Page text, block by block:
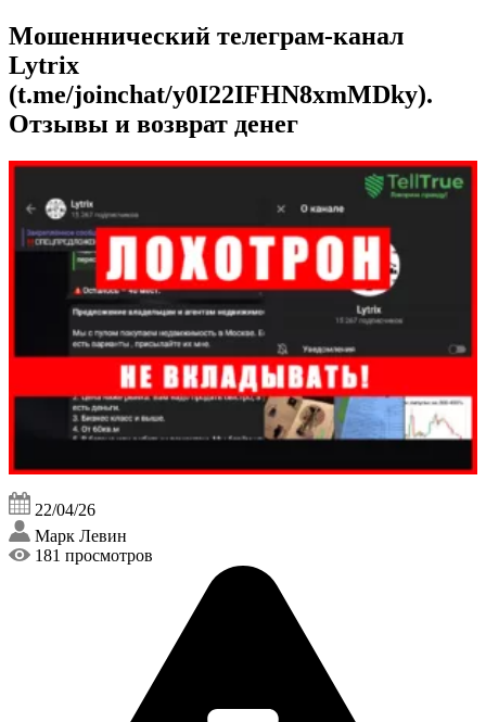
Мошеннический телеграм-канал
Lytrix
(t.me/joinchat/y0I22IFHN8xmMDky).
Отзывы и возврат денег
22/04/26
Марк Левин
181 просмотров